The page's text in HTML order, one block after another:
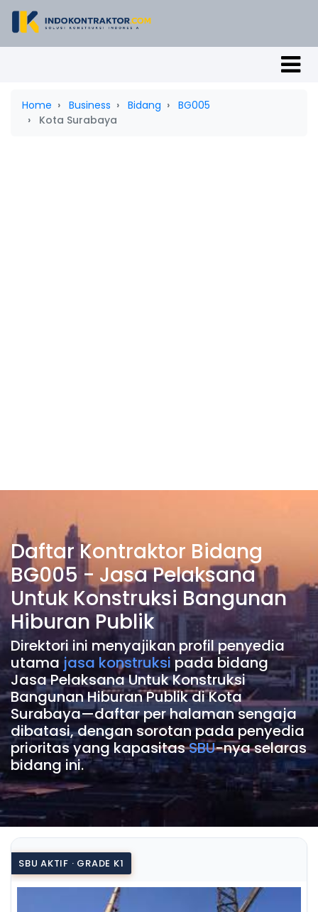
Home Business Bidang
BG005
Kota Surabaya
Daftar Kontraktor Bidang
BG005 - Jasa Pelaksana
Untuk Konstruksi Bangunan
Hiburan Publik
Direktori ini menyajikan profil penyedia
utama jasa konstruksipada bidang
Jasa Pelaksana Untuk Konstruksi
Bangunan Hiburan Publik di Kota
Surabaya—daftar per halaman sengaja
dibatasi, dengan sorotan pada penyedia
prioritas yang kapasitasSBU-nya selaras
bidang ini.
SBU AKTIF · GRADE K1